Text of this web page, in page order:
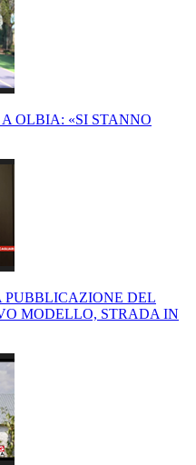
OLBIA: «SI STANNO
DEL
MODELLO, STRADA IN